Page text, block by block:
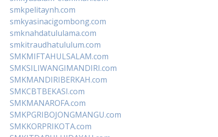
smkpelitaynh.com
smkyasinacigombong.com
smknahdatululama.com
smkitraudhatululum.com
SMKMIFTAHULSALAM.com
SMKSILIWANGIMANDIRI.com
SMKMANDIRIBERKAH.com
SMKCBTBEKASI.com
SMKMANAROFA.com
SMKPGRIBOJONGMANGU.com
SMKKORPRIKOTA.com